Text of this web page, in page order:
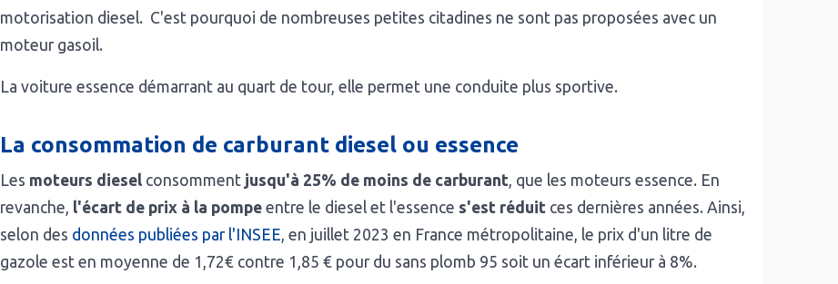
motorisation diesel. C'est pourquoi de nombreuses petites citadines ne sont pas proposées avec un
moteur gasoil.
La voiture essence démarrant au quart de tour, elle permet une conduite plus sportive.
La consommation de carburant diesel ou essence
Les moteurs diesel consomment jusqu'à 25% de moins de carburant , que les moteurs essence. En
revanche,
l'écart de prix à la pompe entre le diesel et l'essence s'est réduit ces dernières années. Ainsi,
selon des données publiées par l'INSEE , en juillet 2023 en France métropolitaine, le prix d'un litre de
gazole est en moyenne de 1,72€ contre 1,85 € pour du sans plomb 95 soit un écart inférieur à 8%.